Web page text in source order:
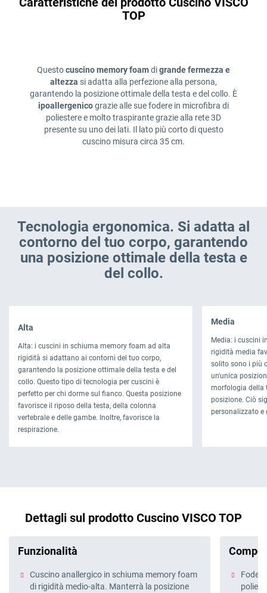
TOP
Questocuscino memory foamdigrande fermezza e
altezza si adatta alla perfezione alla persona,
garantendo la posizione ottimale della testa e del collo. È
ipoallergenicograzie alle sue fodere in microfibra di
poliestere e molto traspirante grazie alla rete 3D
presente su uno dei lati. Il lato più corto di questo
cuscino misura circa 35 cm.
Tecnologia ergonomica. Si adatta al
contorno del tuo corpo, garantendo
una posizione ottimale della testa e
del collo.
Alta
Alta: i cuscini in schiuma memory foam ad alta
rigidità si adattano ai contorni del tuo corpo,
garantendo la posizione ottimale della testa e del
collo. Questo tipo di tecnologia per cuscini è
perfetto per chi dorme sul fianco. Questa posizione
favorisce il riposo della testa, della colonna
vertebrale e delle gambe. Inoltre, favorisce la
respirazione.
Media
Media: i cuscini
rigidità media
solito sono i più
un'unica
morfologia della
posizione. Ciò
personalizzato e
Dettagli sul prodotto Cuscino VISCO TOP
Funzionalità
Cuscino anallergico in schiuma memory foam
di rigidità medio-alta. Manterrà la posizione